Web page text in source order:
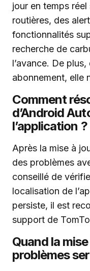
jour en temps
routières, des
fonctionnalités
recherche de
l’avance. De
abonnement, elle
Comment
d’Android
l’application ?
Après la mise à
des problèmes
conseillé de
localisation de
persiste, il est
support de
Quand la
problèmes